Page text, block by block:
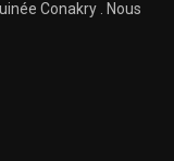
Conakry . Nous